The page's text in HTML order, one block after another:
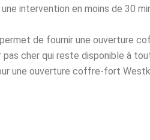
intervention en moins de 30
de fournir une ouverture
cher qui reste disponible à
une ouverture coffre-fort